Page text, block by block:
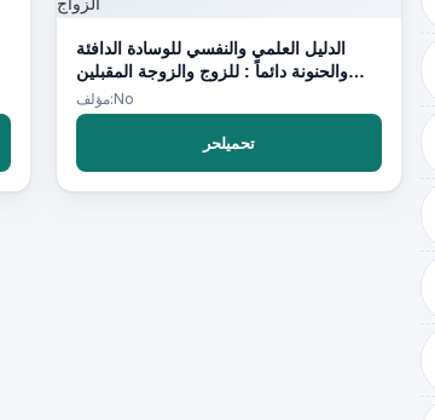
الدليل العلمي والنفسي للوسادة الدافئة
والحنونة دائماً : للزوج والزوجة المقبلين
على الزواج
مؤلف:No
تحميلحر